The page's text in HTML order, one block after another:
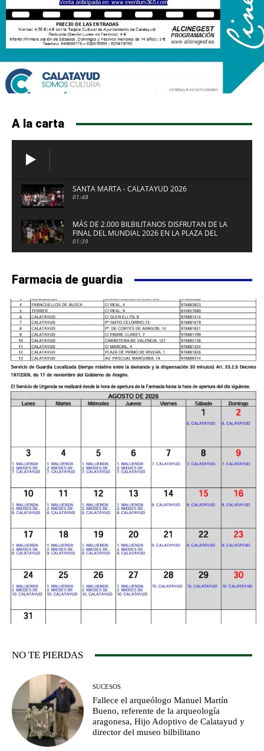
A la carta
SANTA MARTA - CALATAYUD 2026
01:48
MÁS DE 2.000 BILBILITANOS DISFRUTAN DE LA
FINAL DEL MUNDIAL 2026 EN LA PLAZA DEL
FUERTE DE CALATAYUD
01:39
Farmacia de guardia
NO TE PIERDAS
SUCESOS
Fallece el arqueólogo Manuel Martín
Bueno, referente de la arqueología
aragonesa, Hijo Adoptivo de Calatayud y
director del museo bilbilitano